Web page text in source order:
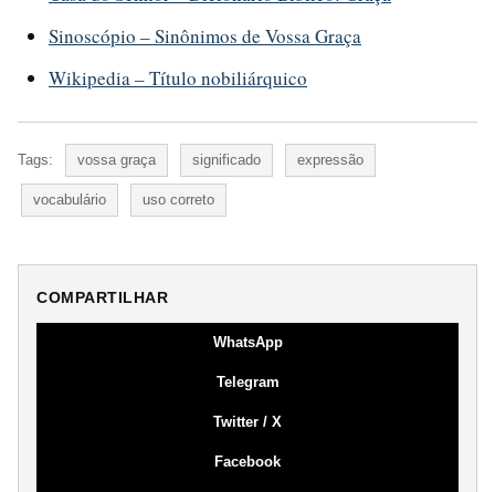
Sinoscópio – Sinônimos de Vossa Graça
Wikipedia – Título nobiliárquico
Tags: vossa graça significado expressão
vocabulário uso correto
COMPARTILHAR
WhatsApp
Telegram
Twitter / X
Facebook